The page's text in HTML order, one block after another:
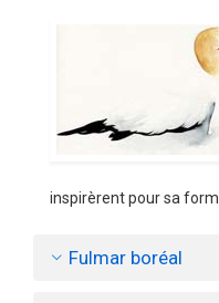
inspirèrent pour sa
Fulmar boréal